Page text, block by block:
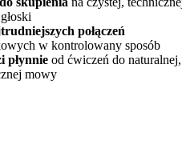
połączeń
w kontrolowany sposób
płynnie od ćwiczeń do naturalnej,
mowy